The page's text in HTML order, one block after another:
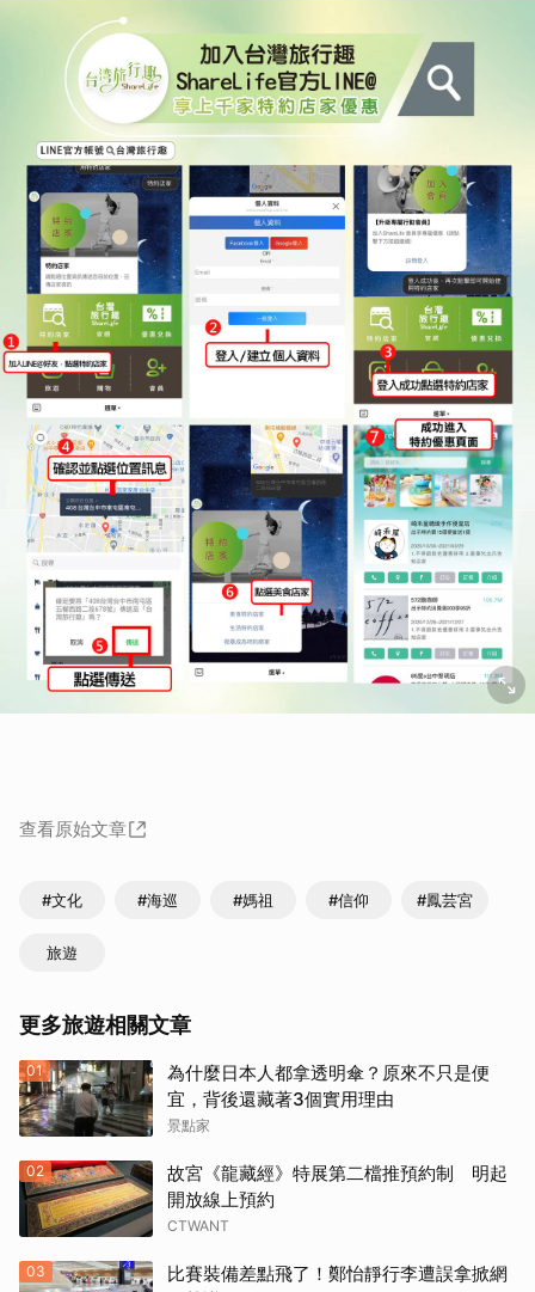
查看原始文章
#文化 #海巡 #媽祖 #信仰 #鳳芸宮
旅遊
更多旅遊相關文章
01
為什麼日本人都拿透明傘？原來不只是便
宜，背後還藏著3個實用理由
景點家
02
故宮《龍藏經》特展第二檔推預約制 明起
開放線上預約
CTWANT
03
比賽裝備差點飛了！鄭怡靜行李遭誤拿掀網